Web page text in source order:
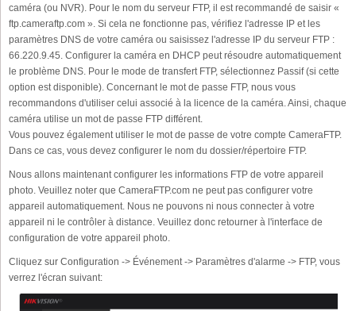
caméra (ou NVR). Pour le nom du serveur FTP, il est recommandé de saisir «
ftp.cameraftp.com ». Si cela ne fonctionne pas, vérifiez l'adresse IP et les
paramètres DNS de votre caméra ou saisissez l'adresse IP du serveur FTP :
66.220.9.45. Configurer la caméra en DHCP peut résoudre automatiquement
le problème DNS. Pour le mode de transfert FTP, sélectionnez Passif (si cette
option est disponible). Concernant le mot de passe FTP, nous vous
recommandons d'utiliser celui associé à la licence de la caméra. Ainsi, chaque
caméra utilise un mot de passe FTP différent.
Vous pouvez également utiliser le mot de passe de votre compte CameraFTP.
Dans ce cas, vous devez configurer le nom du dossier/répertoire FTP.
Nous allons maintenant configurer les informations FTP de votre appareil
photo. Veuillez noter que CameraFTP.com ne peut pas configurer votre
appareil automatiquement. Nous ne pouvons ni nous connecter à votre
appareil ni le contrôler à distance. Veuillez donc retourner à l'interface de
configuration de votre appareil photo.
Cliquez sur Configuration -> Événement -> Paramètres d'alarme -> FTP, vous
verrez l'écran suivant: